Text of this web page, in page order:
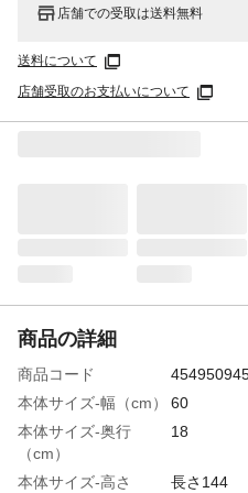
店舗での受取は送料無料
送料について
店舗受取のお支払いについて
商品の詳細
商品コード
本体サイズ-幅（cm）
60
本体サイズ-奥行
（cm）
18
本体サイズ-高さ
長さ144